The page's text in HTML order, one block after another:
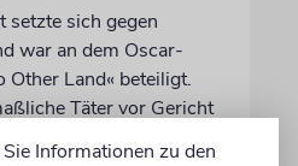
setzte sich gegen
war an dem Oscar-
Other Land« beteiligt.
Täter vor Gericht
Informationen zu den